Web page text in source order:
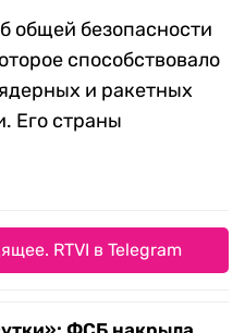
общей безопасности
способствовало
и ракетных
Его страны
RTVI в Telegram